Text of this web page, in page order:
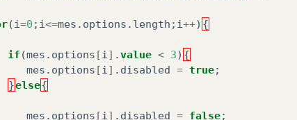
(i=0 ; i<=mes . options . length ; i++) {
if (mes . options [i ] .value < 3) {
mes . options [i ] . disabled = true;
}else{
mes . options [i ] . disabled = false;